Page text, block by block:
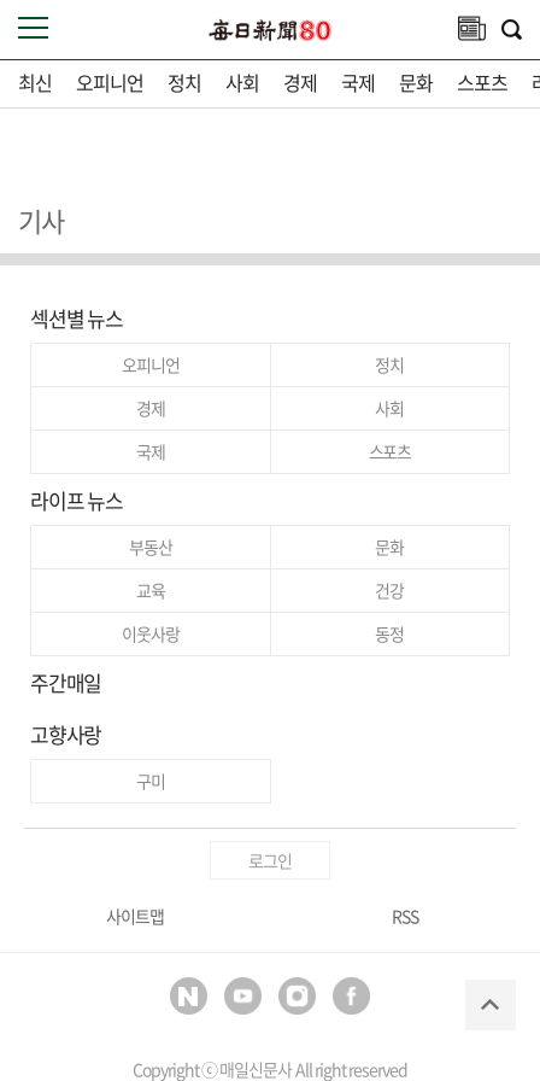
최신 오피니언 정치 사회 경제 국제 문화 스포츠
기사
섹션별 뉴스
오피니언
정치
경제
사회
국제
스포츠
라이프 뉴스
부동산
문화
교육
건강
이웃사랑
동정
주간매일
고향사랑
구미
로그인
사이트맵 RSS
Copyright ⓒ매일신문사All right reserved